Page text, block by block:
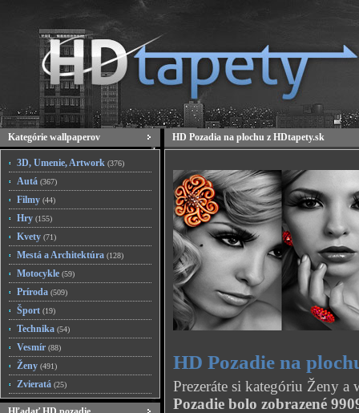
Kategórie wallpaperov
3D, Umenie, Artwork (376)
Autá (367)
Filmy (44)
Hry (155)
Kvety (71)
Mestá a Architektúra (128)
Motocykle (59)
Príroda (509)
Šport (19)
Technika (54)
Vesmír (88)
Ženy (491)
Zvieratá (25)
HD Pozadia na plochu z HDtapety.sk
HD Pozadie na
Prezeráte si kategóriu Ženy
Pozadie bolo zobrazené